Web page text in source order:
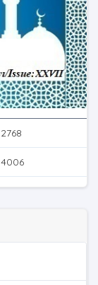
2768
4006